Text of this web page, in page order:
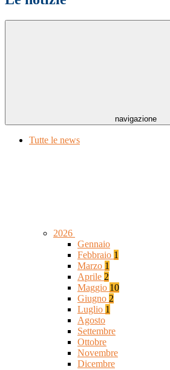
navigazione
Tutte le news
2026
Gennaio
Febbraio 1
Marzo 1
Aprile 2
Maggio 10
Giugno 2
Luglio 1
Agosto
Settembre
Ottobre
Novembre
Dicembre